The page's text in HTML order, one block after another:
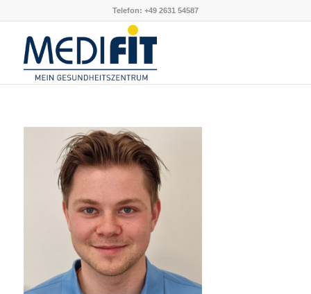
Telefon: +49 2631 54587